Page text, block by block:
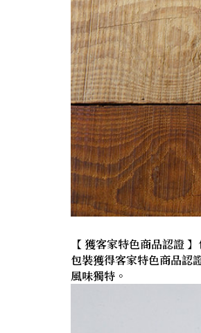
【 獲客家特色商品認證
包裝獲得客家特色商品認
風味獨特。